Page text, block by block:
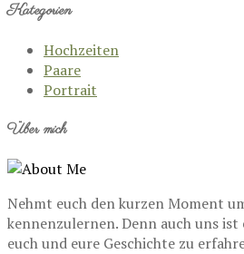
Kategorien
Hochzeiten
Paare
Portrait
Über mich
Nehmt euch den kurzen Moment
kennenzulernen. Denn auch uns
euch und eure Geschichte zu